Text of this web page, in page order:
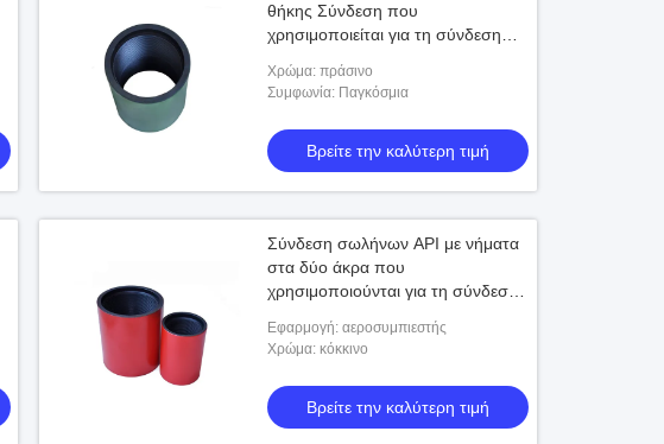
θήκης Σύνδεση που
χρησιμοποιείται για τη σύνδεση
Χρώμα: πράσινο
Συμφωνία: Παγκόσμια
Βρείτε την καλύτερη τιμή
Σύνδεση σωλήνων API με νήματα
στα δύο άκρα που
χρησιμοποιούνται για τη σύνδεση
Εφαρμογή: αεροσυμπιεστής
Χρώμα: κόκκινο
Βρείτε την καλύτερη τιμή